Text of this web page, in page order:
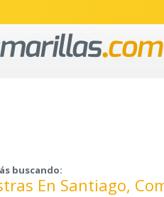
buscando:
En Santiago,